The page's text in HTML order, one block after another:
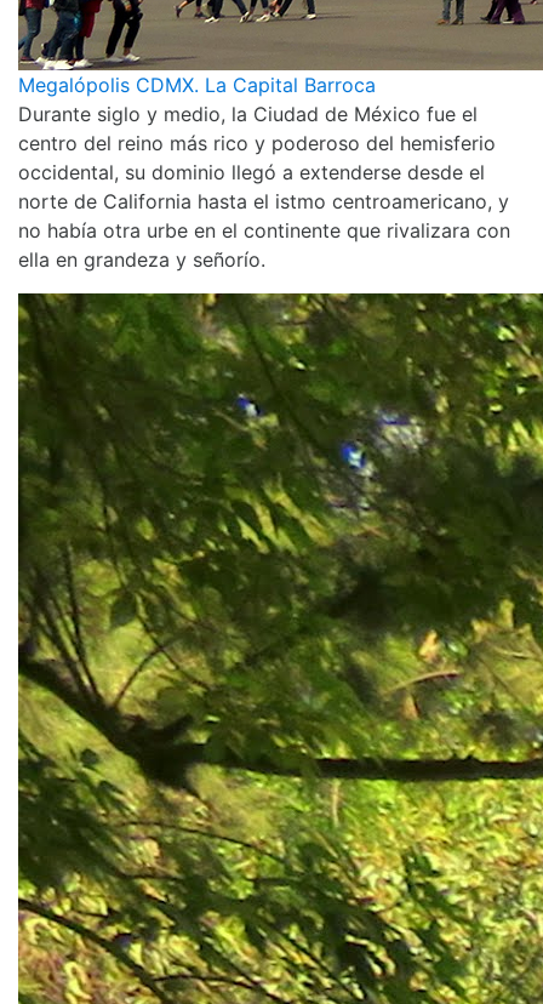
Megalópolis CDMX. La Capital Barroca
Durante siglo y medio, la Ciudad de México fue el
centro del reino más rico y poderoso del hemisferio
occidental, su dominio llegó a extenderse desde el
norte de California hasta el istmo centroamericano, y
no había otra urbe en el continente que rivalizara con
ella en grandeza y señorío.